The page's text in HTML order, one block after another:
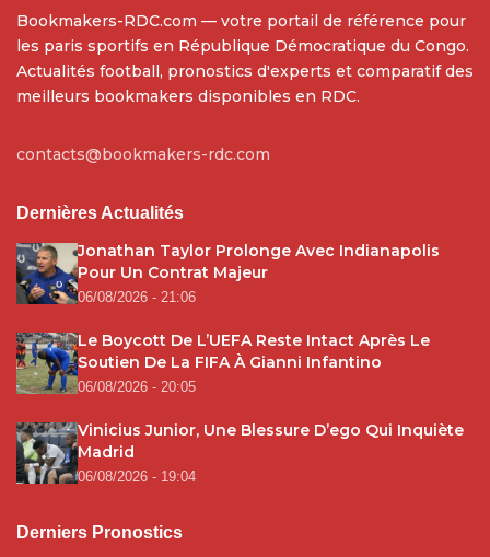
Bookmakers-RDC.com — votre portail de référence pour
les paris sportifs en République Démocratique du Congo.
Actualités football, pronostics d'experts et comparatif des
meilleurs bookmakers disponibles en RDC.
contacts@bookmakers-rdc.com
Dernières Actualités
Jonathan Taylor Prolonge Avec Indianapolis
Pour Un Contrat Majeur
06/08/2026 - 21:06
Le Boycott De L’UEFA Reste Intact Après Le
Soutien De La FIFA À Gianni Infantino
06/08/2026 - 20:05
Vinicius Junior, Une Blessure D’ego Qui Inquiète
Madrid
06/08/2026 - 19:04
Derniers Pronostics